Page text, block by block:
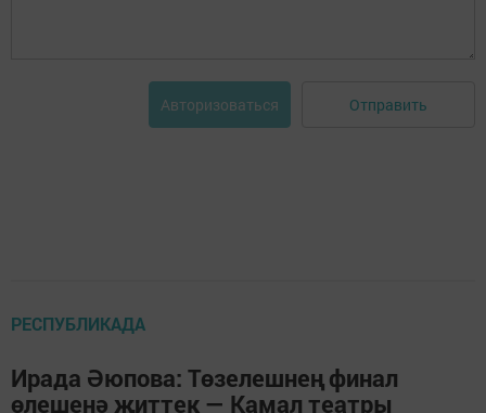
Авторизоваться Отправить
РЕСПУБЛИКАДА
Ирада Әюпова: Төзелешнең финал
өлешенә җиттек — Камал театры